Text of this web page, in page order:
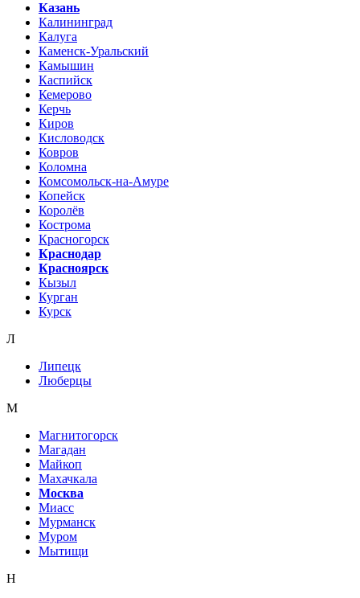
Казань
Калининград
Калуга
Каменск-Уральский
Камышин
Каспийск
Кемерово
Керчь
Киров
Кисловодск
Ковров
Коломна
Комсомольск-на-Амуре
Копейск
Королёв
Кострома
Красногорск
Краснодар
Красноярск
Кызыл
Курган
Курск
Л
Липецк
Люберцы
М
Магнитогорск
Магадан
Майкоп
Махачкала
Москва
Миасс
Мурманск
Муром
Мытищи
Н